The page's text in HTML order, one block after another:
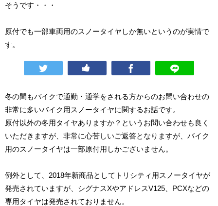
そうです・・・
原付でも一部車両用のスノータイヤしか無いというのが実情で
す。
冬の間もバイクで通勤・通学をされる方からのお問い合わせの
非常に多いバイク用スノータイヤに関するお話です。
原付以外の冬用タイヤありますか？というお問い合わせも良く
いただきますが、非常に心苦しいご返答となりますが、バイク
用のスノータイヤは一部原付用しかございません。
例外として、2018年新商品としてトリシティ用スノータイヤが
発売されていますが、シグナスXやアドレスV125、PCXなどの
専用タイヤは発売されておりません。